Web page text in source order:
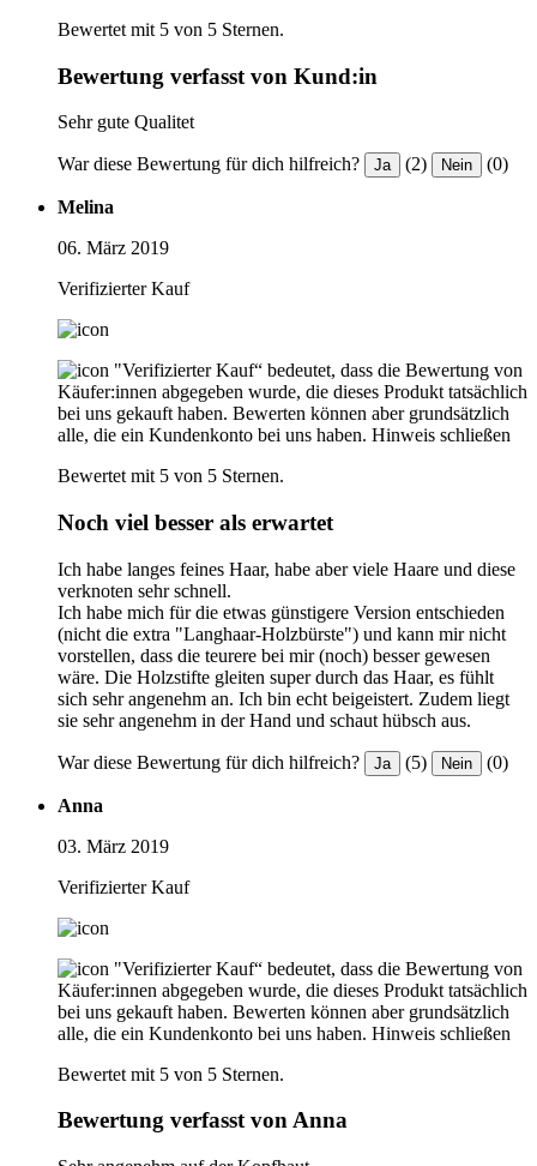
Bewertet mit 5 von 5 Sternen.
Bewertung verfasst von Kund:in
Sehr gute Qualitet
War diese Bewertung für dich hilfreich? Ja (2) Nein (0)
Melina
06. März 2019
Verifizierter Kauf
"Verifizierter Kauf“ bedeutet, dass die Bewertung von
Käufer:innen abgegeben wurde, die dieses Produkt tatsächlich
bei uns gekauft haben. Bewerten können aber grundsätzlich
alle, die ein Kundenkonto bei uns haben. Hinweis schließen
Bewertet mit 5 von 5 Sternen.
Noch viel besser als erwartet
Ich habe langes feines Haar, habe aber viele Haare und diese
verknoten sehr schnell.
Ich habe mich für die etwas günstigere Version entschieden
(nicht die extra "Langhaar-Holzbürste") und kann mir nicht
vorstellen, dass die teurere bei mir (noch) besser gewesen
wäre. Die Holzstifte gleiten super durch das Haar, es fühlt
sich sehr angenehm an. Ich bin echt beigeistert. Zudem liegt
sie sehr angenehm in der Hand und schaut hübsch aus.
War diese Bewertung für dich hilfreich? Ja (5) Nein (0)
Anna
03. März 2019
Verifizierter Kauf
"Verifizierter Kauf“ bedeutet, dass die Bewertung von
Käufer:innen abgegeben wurde, die dieses Produkt tatsächlich
bei uns gekauft haben. Bewerten können aber grundsätzlich
alle, die ein Kundenkonto bei uns haben. Hinweis schließen
Bewertet mit 5 von 5 Sternen.
Bewertung verfasst von Anna